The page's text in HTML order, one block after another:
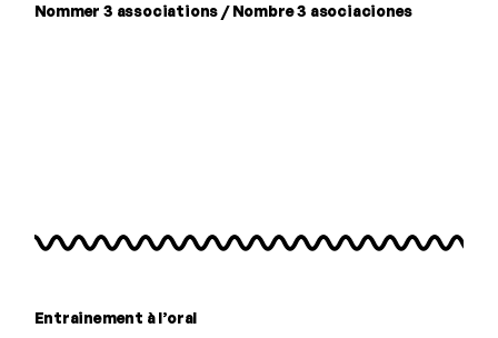
Nommer 3 associations / Nombre 3 asociaciones
Entrainement à l’oral